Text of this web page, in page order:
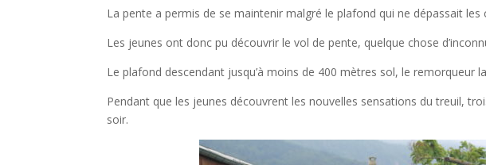
La pente a permis de se maintenir malgré le plafond qui ne dépassait les
Les jeunes ont donc pu découvrir le vol de pente, quelque chose
Le plafond descendant jusqu’à moins de 400 mètres sol, le remorqueur
Pendant que les jeunes découvrent les nouvelles sensations du treuil,
soir.